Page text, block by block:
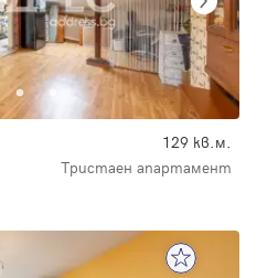
129 кв.м.
Тристаен апартамент